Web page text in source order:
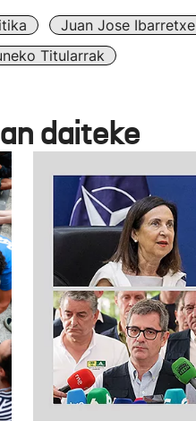
Juan Jose Ibarretxe
Titularrak
daiteke